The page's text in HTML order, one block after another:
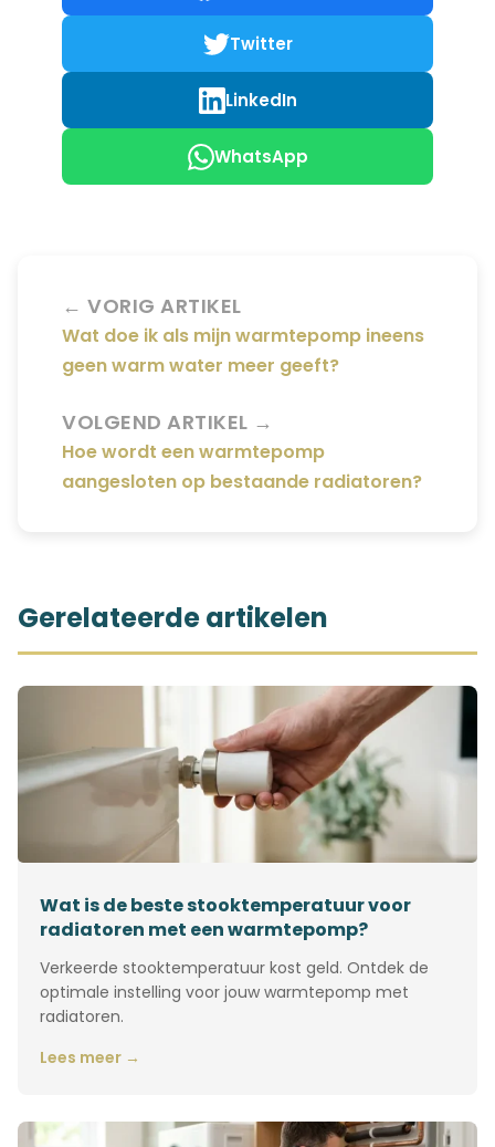
Twitter
LinkedIn
WhatsApp
← VORIG ARTIKEL
Wat doe ik als mijn warmtepomp ineens
geen warm water meer geeft?
VOLGEND ARTIKEL →
Hoe wordt een warmtepomp
aangesloten op bestaande radiatoren?
Gerelateerde artikelen
Wat is de beste stooktemperatuur voor
radiatoren met een warmtepomp?
Verkeerde stooktemperatuur kost geld. Ontdek de
optimale instelling voor jouw warmtepomp met
radiatoren.
Lees meer →